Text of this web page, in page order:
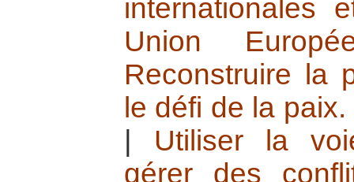
internationales
Union
Reconstruire la
le défi de la paix.
Utiliser la
gérer des